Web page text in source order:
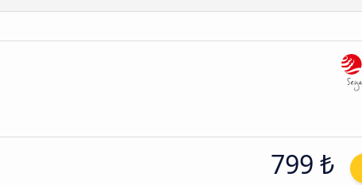
799 ₺